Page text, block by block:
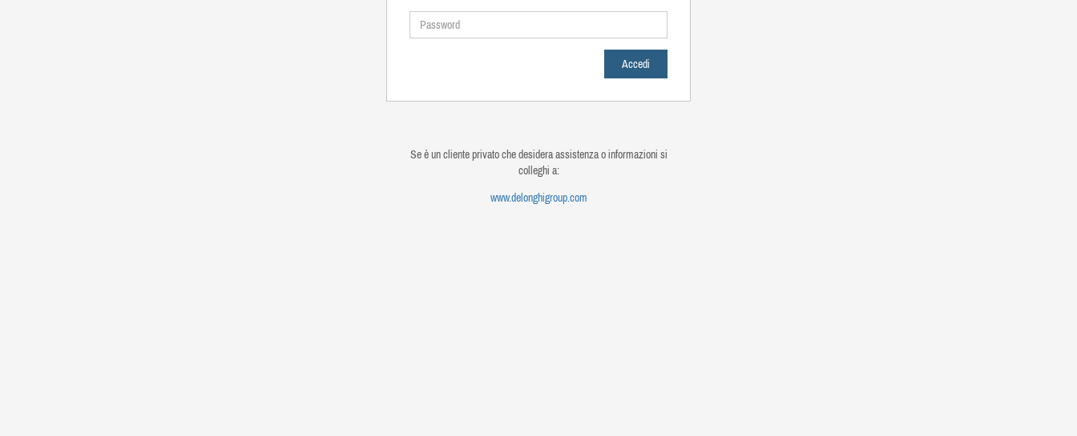
Se è un cliente privato che desidera assistenza o informazioni si
colleghi a:
www.delonghigroup.com